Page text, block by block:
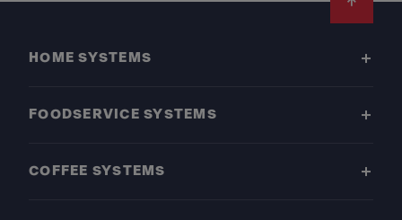
HOME SYSTEMS
FOODSERVICE SYSTEMS
COFFEE SYSTEMS